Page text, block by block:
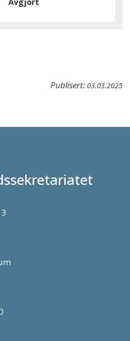
Publisert: 03.03.2025